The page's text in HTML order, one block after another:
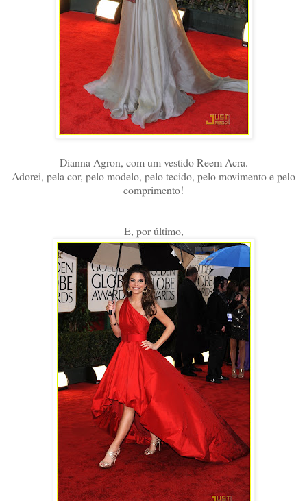
Dianna Agron, com um vestido Reem Acra.
Adorei, pela cor, pelo modelo, pelo tecido, pelo movimento e pelo
comprimento!
E, por último,